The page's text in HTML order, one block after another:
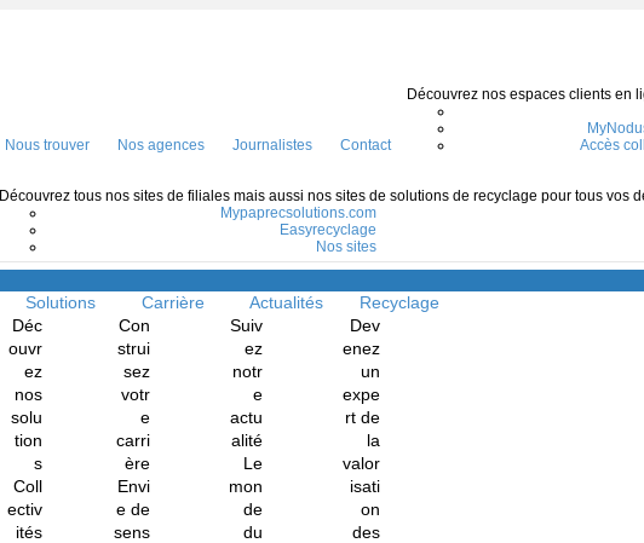
Nous trouver Nos agences Journalistes Contact
Découvrez nos espaces clients en
Accès
Découvrez tous nos sites de filiales mais aussi nos sites de solutions de recyclage pour tous vos
Mypaprecsolutions.com
Easyrecyclage
Nos sites
Menu
Solutions
Déc
ouvr
ez
nos
solu
tion
s
Coll
ectiv
ités
Carrière
Con
strui
sez
votr
e
carri
ère
Envi
e de
sens
Actualités
Suiv
ez
notr
e
actu
alité
Le
mon
de
du
Recyclage
Dev
enez
un
expe
rt de
la
valor
isati
on
des